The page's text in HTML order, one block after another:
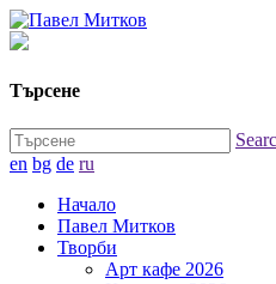
Търсене
en bg de ru
Начало
Павел Митков
Творби
Арт кафе 2026